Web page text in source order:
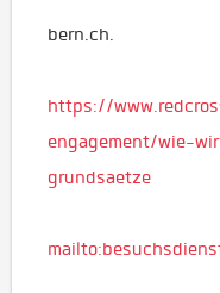
bern.ch.
https://
engagement/wie-
grundsaetze